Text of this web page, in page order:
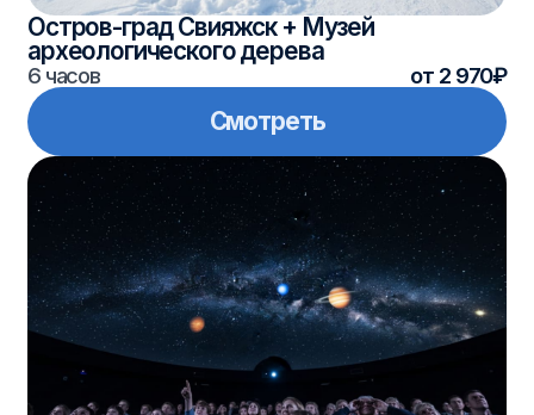
Елабуга заповедная
11 часов от 3 500₽
Смотреть